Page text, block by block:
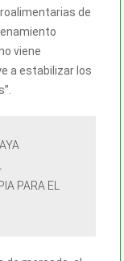
de
viene
a estabilizar los
PARA EL